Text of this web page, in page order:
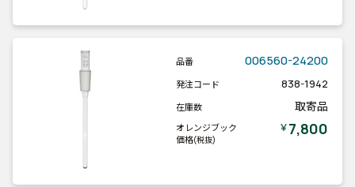
品番 006560-24200
発注コード 838-1942
在庫数 取寄品
オレンジブック
価格(税抜)
￥7,800